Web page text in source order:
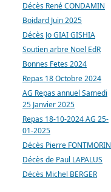
Décès René CONDAMIN
Boidard Juin 2025
Décès Jo GIAI GISHIA
Soutien arbre Noel EdR
Bonnes Fetes 2024
Repas 18 Octobre 2024
AG Repas annuel Samedi
25 Janvier 2025
Repas 18-10-2024 AG 25-
01-2025
Décès Pierre FONTMORIN
Décès de Paul LAPALUS
Décès Michel BERGER